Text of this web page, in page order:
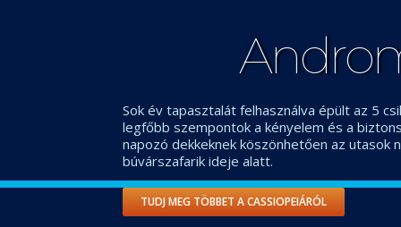
Sok év tapasztalát felhasználva épült az 5
legfőbb szempontok a kényelem és a
napozó dekkeknek köszönhetően az
búvárszafarik ideje alatt.
TUDJ MEG TÖBBET A CASSIOPEIÁRÓL